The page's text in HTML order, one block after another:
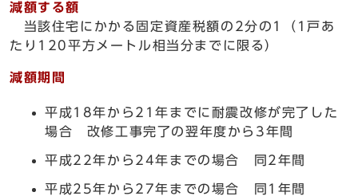
減額する額
当該住宅にかかる固定資産税額の2分の1（1戸あ
たり120平方メートル相当分までに限る）
減額期間
平成18年から21年までに耐震改修が完了した
場合 改修工事完了の翌年度から3年間
平成22年から24年までの場合 同2年間
平成25年から27年までの場合 同1年間